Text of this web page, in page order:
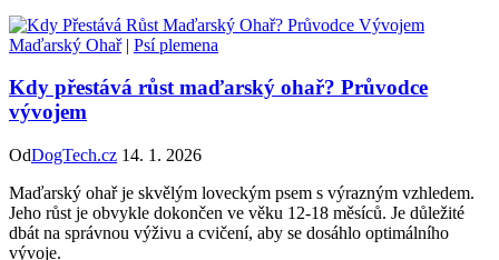
Maďarský Ohař| Psí plemena
Kdy přestává růst maďarský ohař? Průvodce
vývojem
OdDogTech.cz 14. 1. 2026
Maďarský ohař je skvělým loveckým psem s výrazným vzhledem.
Jeho růst je obvykle dokončen ve věku 12-18 měsíců. Je důležité
dbát na správnou výživu a cvičení, aby se dosáhlo optimálního
vývoje.